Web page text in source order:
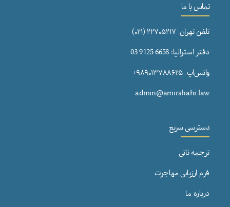
تماس با ما
تلفن تهران: ۲۲۷۰۵۲۱۷ (۰۲۱)
دفتر استرالیا: 6658 9125 03
واتس‌اپ: ۹۸۹۰۱۳۷۸۸۶۲۵+
admin@amirshahi.law
دسترسی سریع
ترجمه ناتی
فرم ارزیابی مهاجرت
درباره ما